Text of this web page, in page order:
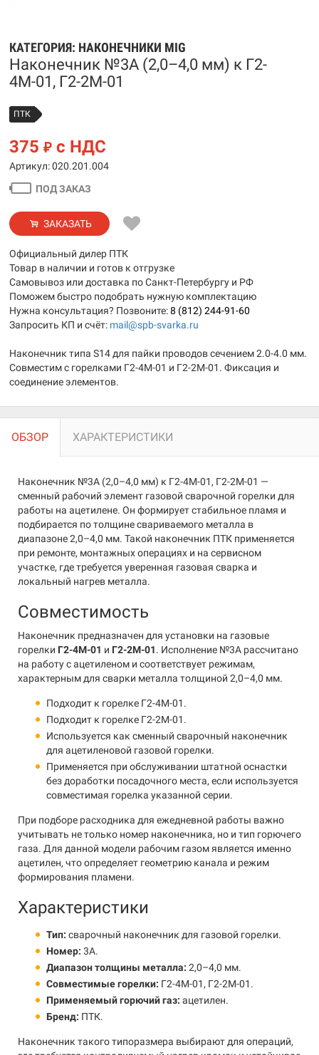
КАТЕГОРИЯ: НАКОНЕЧНИКИ MIG
Наконечник №3А (2,0–4,0 мм) к Г2-
4М-01, Г2-2М-01
ПТК
375 ₽ с НДС
Артикул: 020.201.004
ПОД ЗАКАЗ
ЗАКАЗАТЬ
Официальный дилер ПТК
Товар в наличии и готов к отгрузке
Самовывоз или доставка по Санкт-Петербургу и РФ
Поможем быстро подобрать нужную комплектацию
Нужна консультация? Позвоните:8 (812) 244-91-60
Запросить КП и счёт: mail@spb-svarka.ru
Наконечник типа S14 для пайки проводов сечением 2.0-4.0 мм.
Совместим с горелками Г2-4М-01 и Г2-2М-01. Фиксация и
соединение элементов.
ОБЗОР ХАРАКТЕРИСТИКИ
Наконечник №3А (2,0–4,0 мм) к Г2-4М-01, Г2-2М-01 —
сменный рабочий элемент газовой сварочной горелки для
работы на ацетилене. Он формирует стабильное пламя и
подбирается по толщине свариваемого металла в
диапазоне 2,0–4,0 мм. Такой наконечник ПТК применяется
при ремонте, монтажных операциях и на сервисном
участке, где требуется уверенная газовая сварка и
локальный нагрев металла.
Совместимость
Наконечник предназначен для установки на газовые
горелки Г2-4М-01 и Г2-2М-01. Исполнение №3А рассчитано
на работу с ацетиленом и соответствует режимам,
характерным для сварки металла толщиной 2,0–4,0 мм.
Подходит к горелке Г2-4М-01.
Подходит к горелке Г2-2М-01.
Используется как сменный сварочный наконечник
для ацетиленовой газовой горелки.
Применяется при обслуживании штатной оснастки
без доработки посадочного места, если используется
совместимая горелка указанной серии.
При подборе расходника для ежедневной работы важно
учитывать не только номер наконечника, но и тип горючего
газа. Для данной модели рабочим газом является именно
ацетилен, что определяет геометрию канала и режим
формирования пламени.
Характеристики
Тип: сварочный наконечник для газовой горелки.
Номер: 3А.
Диапазон толщины металла: 2,0–4,0 мм.
Совместимые горелки: Г2-4М-01, Г2-2М-01.
Применяемый горючий газ: ацетилен.
Бренд: ПТК.
Наконечник такого типоразмера выбирают для операций,